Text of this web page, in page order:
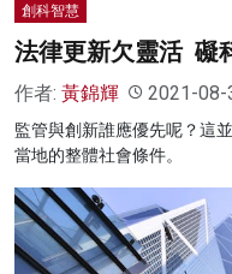
創科智慧
法律更新欠靈活 礙
作者: 黃錦輝 2021-08-
監管與創新誰應優先呢？這
當地的整體社會條件。